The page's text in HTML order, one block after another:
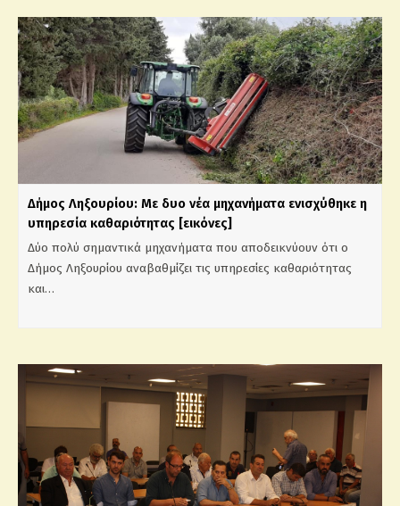
Δήμος Ληξουρίου: Με δυο νέα μηχανήματα ενισχύθηκε η
υπηρεσία καθαριότητας [εικόνες]
Δύο πολύ σημαντικά μηχανήματα που αποδεικνύουν ότι ο
Δήμος Ληξουρίου αναβαθμίζει τις υπηρεσίες καθαριότητας
και…